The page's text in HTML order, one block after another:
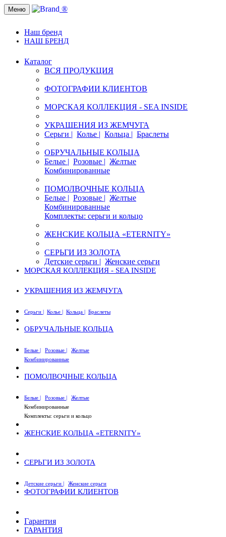
Меню ®
Наш бренд
НАШ БРЕНД
Каталог
ВСЯ ПРОДУКЦИЯ
ФОТОГРАФИИ КЛИЕНТОВ
МОРСКАЯ КОЛЛЕКЦИЯ - SEA INSIDE
УКРАШЕНИЯ ИЗ ЖЕМЧУГА
Серьги | Колье | Кольца | Браслеты
ОБРУЧАЛЬНЫЕ КОЛЬЦА
Белые | Розовые | Желтые
Комбинированные
ПОМОЛВОЧНЫЕ КОЛЬЦА
Белые | Розовые | Желтые
Комбинированные
Комплекты: серьги и кольцо
ЖЕНСКИЕ КОЛЬЦА «ETERNITY»
СЕРЬГИ ИЗ ЗОЛОТА
Детские серьги | Женские серьги
МОРСКАЯ КОЛЛЕКЦИЯ - SEA INSIDE
УКРАШЕНИЯ ИЗ ЖЕМЧУГА
Серьги | Колье | Кольца | Браслеты
ОБРУЧАЛЬНЫЕ КОЛЬЦА
Белые | Розовые |
Желтые
Комбинированные
ПОМОЛВОЧНЫЕ КОЛЬЦА
Белые | Розовые |
Желтые
Комбинированные
Комплекты: серьги и кольцо
ЖЕНСКИЕ КОЛЬЦА «ETERNITY»
СЕРЬГИ ИЗ ЗОЛОТА
Детские серьги | Женские серьги
ФОТОГРАФИИ КЛИЕНТОВ
Гарантия
ГАРАНТИЯ